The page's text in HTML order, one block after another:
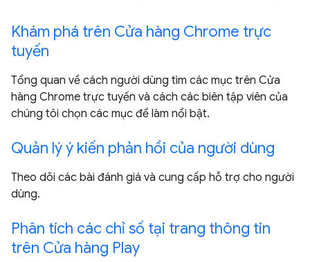
Khám phá trên Cửa hàng Chrome trực
tuyến
Tổng quan về cách người dùng tìm các mục trên Cửa
hàng Chrome trực tuyến và cách các biên tập viên của
chúng tôi chọn các mục để làm nổi bật.
Quản lý ý kiến phản hồi của người dùng
Theo dõi các bài đánh giá và cung cấp hỗ trợ cho người
dùng.
Phân tích các chỉ số tại trang thông tin
trên Cửa hàng Play